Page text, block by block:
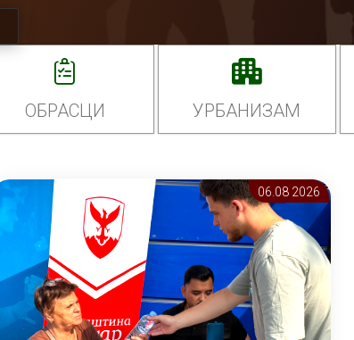
ОБРАСЦИ УРБАНИЗАМ
06.08 2026